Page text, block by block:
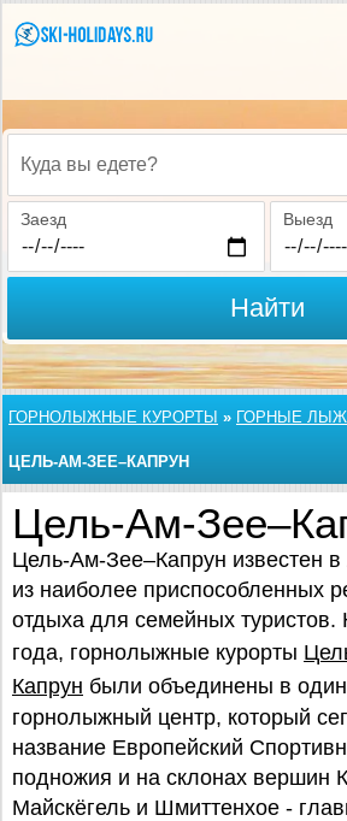
Куда вы едете?
Заезд Выезд
Найти
ГОРНОЛЫЖНЫЕ КУРОРТЫ » ГОРНЫЕ
ЦЕЛЬ-АМ-ЗЕЕ–КАПРУН
Цель-Ам-
Цель-Ам-Зее–Капрун известен в
из наиболее приспособленных
отдыха для семейных туристов.
года, горнолыжные курорты
Капрун были объединены в
горнолыжный центр, который
название Европейский
подножия и на склонах вершин
Майскёгель и Шмиттенхое -